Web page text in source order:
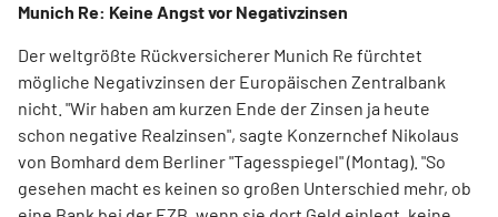
Munich Re: Keine Angst vor Negativzinsen
Der weltgrößte Rückversicherer Munich Re fürchtet
mögliche Negativzinsen der Europäischen Zentralbank
nicht. "Wir haben am kurzen Ende der Zinsen ja heute
schon negative Realzinsen", sagte Konzernchef Nikolaus
von Bomhard dem Berliner "Tagesspiegel" (Montag). "So
gesehen macht es keinen so großen Unterschied mehr, ob